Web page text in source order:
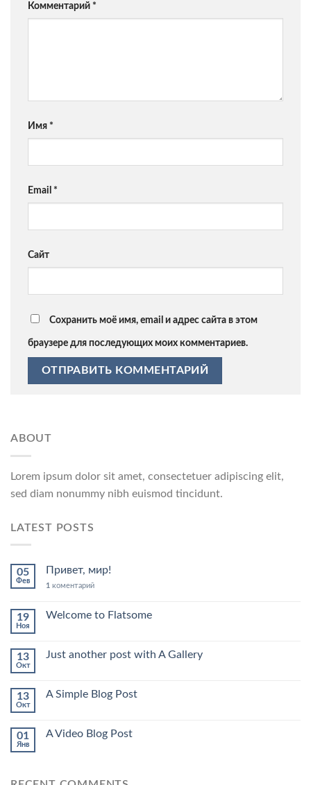
Комментарий *
Имя *
Email *
Сайт
Сохранить моё имя, email и адрес сайта в этом
браузере для последующих моих комментариев.
ABOUT
Lorem ipsum dolor sit amet, consectetuer adipiscing elit,
sed diam nonummy nibh euismod tincidunt.
LATEST POSTS
05
Фев
Привет, мир!
1 коментарий
19
Ноя
Welcome to Flatsome
13
Окт
Just another post with A Gallery
13
Окт
A Simple Blog Post
01
Янв
A Video Blog Post